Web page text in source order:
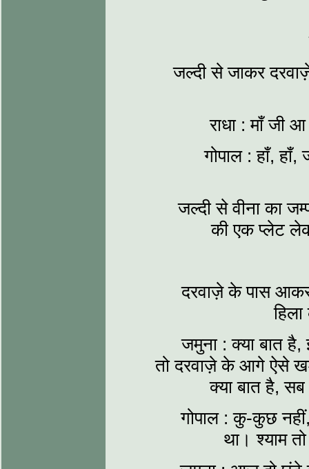
जल्दी से जाकर
राधा : माँ जी
गोपाल : हाँ,
जल्दी से वीना का
की एक प्लेट
दरवाज़े के पास
जमुना : क्या बात है,
तो दरवाज़े के आगे ऐसे
क्या बात है,
गोपाल : कु-कुछ
था। श्याम